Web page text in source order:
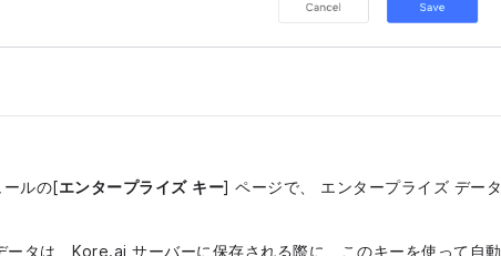
ルの[エンタープライズ キー] ページで、 エンタープライズ データ
タは、Kore.ai サーバーに保存される際に、このキーを使って自動